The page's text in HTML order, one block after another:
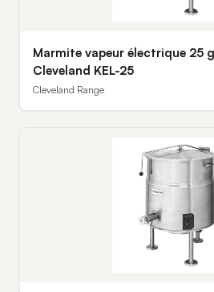
Marmite vapeur électrique 25
Cleveland KEL-25
Cleveland Range